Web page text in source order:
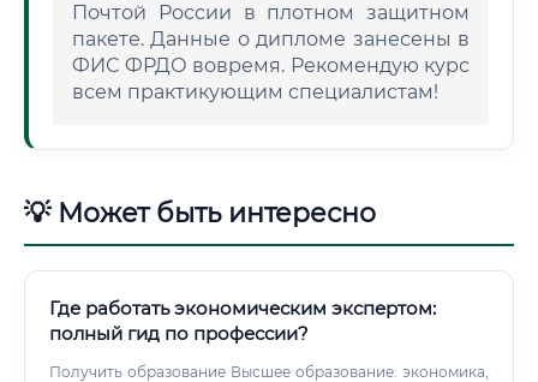
Почтой России в плотном защитном
пакете. Данные о дипломе занесены в
ФИС ФРДО вовремя. Рекомендую курс
всем практикующим специалистам!
💡 Может быть интересно
Где работать экономическим экспертом:
полный гид по профессии?
Получить образование Высшее образование: экономика,